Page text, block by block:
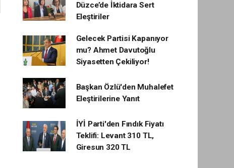
Düzce’de İktidara Sert
Eleştiriler
Gelecek Partisi Kapanıyor
mu? Ahmet Davutoğlu
Siyasetten Çekiliyor!
Başkan Özlü'den Muhalefet
Eleştirilerine Yanıt
İYİ Parti'den Fındık Fiyatı
Teklifi: Levant 310 TL,
Giresun 320 TL